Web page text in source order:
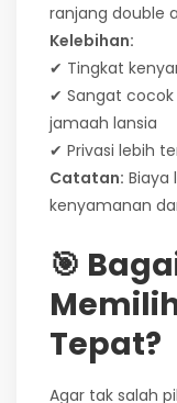
ranjang double
Kelebihan:
✔ Tingkat
✔ Sangat
jamaah lansia
✔ Privasi lebih
Catatan: Biaya
kenyamanan
🎯
Tepat?
Agar tak salah